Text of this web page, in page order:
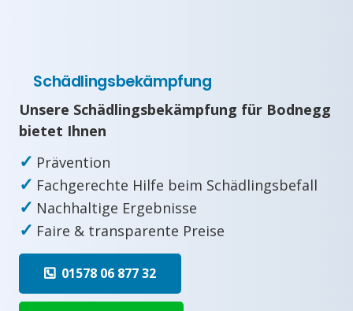
Schädlingsbekämpfung
Unsere Schädlingsbekämpfung für Bodnegg
bietet Ihnen
✓ Prävention
✓ Fachgerechte Hilfe beim Schädlingsbefall
✓ Nachhaltige Ergebnisse
✓ Faire & transparente Preise
01578 06 877 32